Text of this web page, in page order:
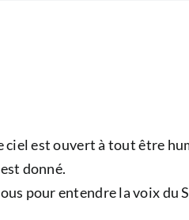
est ouvert à tout être
donné.
pour entendre la voix du